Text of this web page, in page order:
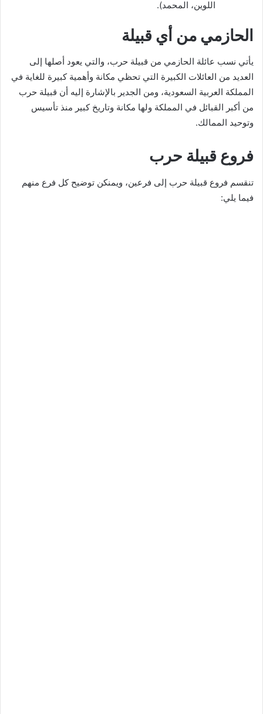
اللوين، المحمد).
الحازمي من أي قبيلة
يأتي نسب عائلة الحازمي من قبيلة حرب، والتي يعود أصلها إلى
العديد من العائلات الكبيرة التي تحظي مكانة وأهمية كبيرة للغاية في
المملكة العربية السعودية، ومن الجدير بالإشارة إليه أن قبيلة حرب
من أكبر القبائل في المملكة ولها مكانة وتاريخ كبير منذ تأسيس
وتوحيد الممالك.
فروع قبيلة حرب
تنقسم فروع قبيلة حرب إلى فرعين، ويمنكن توضيح كل فرع منهم
فيما يلي: